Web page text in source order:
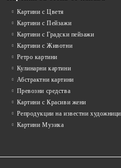
Картини с Цветя
Картини с Пейзажи
Картини с Градски пейзажи
Картини с Животни
Ретро картини
Кулинарни картини
Абстрактни картини
Превозни средства
Картини с Красиви жени
Репродукции на известни художници
Картини Музика